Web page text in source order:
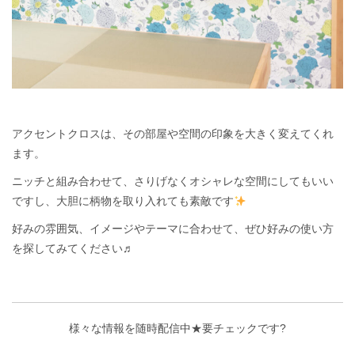
アクセントクロスは、その部屋や空間の印象を大きく変えてくれ
ます。
ニッチと組み合わせて、さりげなくオシャレな空間にしてもいい
ですし、大胆に柄物を取り入れても素敵です
好みの雰囲気、イメージやテーマに合わせて、ぜひ好みの使い方
を探してみてください♬
様々な情報を随時配信中★要チェックです?